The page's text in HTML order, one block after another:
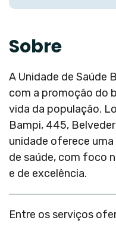
Sobre
A Unidade de Saúde
com a promoção do
vida da população.
Bampi, 445,
unidade oferece
de saúde, com foco
e de excelência.
Entre os serviços